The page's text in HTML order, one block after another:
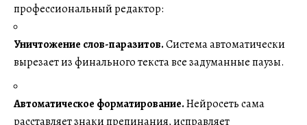
профессиональный редактор:
Уничтожение слов-паразитов.Система автоматически
вырезает из финального текста все задуманные паузы.
Автоматическое форматирование.Нейросеть сама
расставляет знаки препинания, исправляет